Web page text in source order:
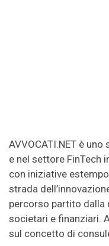
AVVOCATI.NET è
e nel settore FinTech
con iniziative
strada
percorso partito dalla
societari e finanziari.
sul concetto di